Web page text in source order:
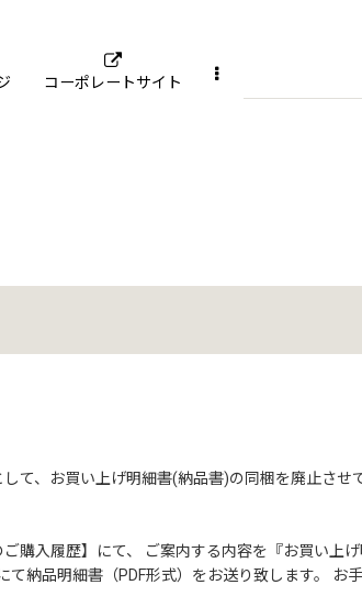
コーポレートサイト
絞り込む
て、お買い上げ明細書(納品書)の同梱を廃止さ
購入履歴】にて、 ご案内する内容を『お買い上
納品明細書（PDF形式）をお送り致します。